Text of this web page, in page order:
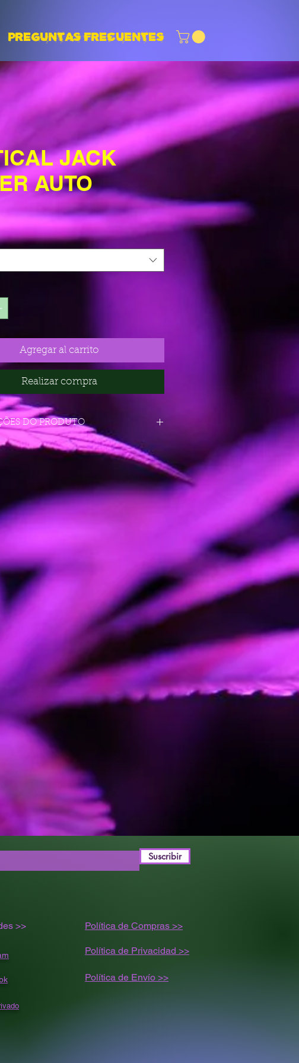
PREGUNTAS FRECUENTES
JACK
AUTO
Agregar al carrito
Realizar compra
DO PRODUTO
SATIVA AUTO
DE
60-70 DÍAS
CULTIVO
500 GR/M2 INDOOR |
MORE THAN 80 GR/PL
OUTDOOR
EUFÓRICO
ALTA
PLAGAS
CRITICAL MASS AUTO
X JACK HERER AUTO
MUY ALTA
3º PREMIO - MEJOR
VARIEDAD
NEUROCOPA DEL
2ND PRIZE -
Suscribir
>> Política de Compras >>
Política de Privacidad >>
Política de Envío >>